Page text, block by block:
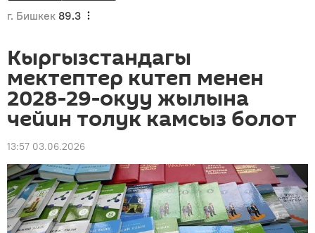
г. Бишкек 89.3
Кыргызстандагы
мектептер китеп менен
2028-29-окуу жылына
чейин толук камсыз болот
13:57 03.06.2026